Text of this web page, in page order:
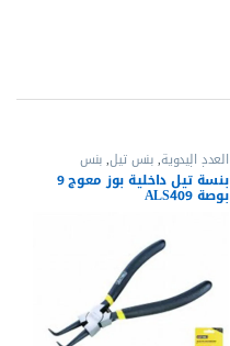
العدد اليدوية,بنس تيل,بنس
وقصافات بنسة تيل داخلية بوز معوج 9
بوصة ALS409